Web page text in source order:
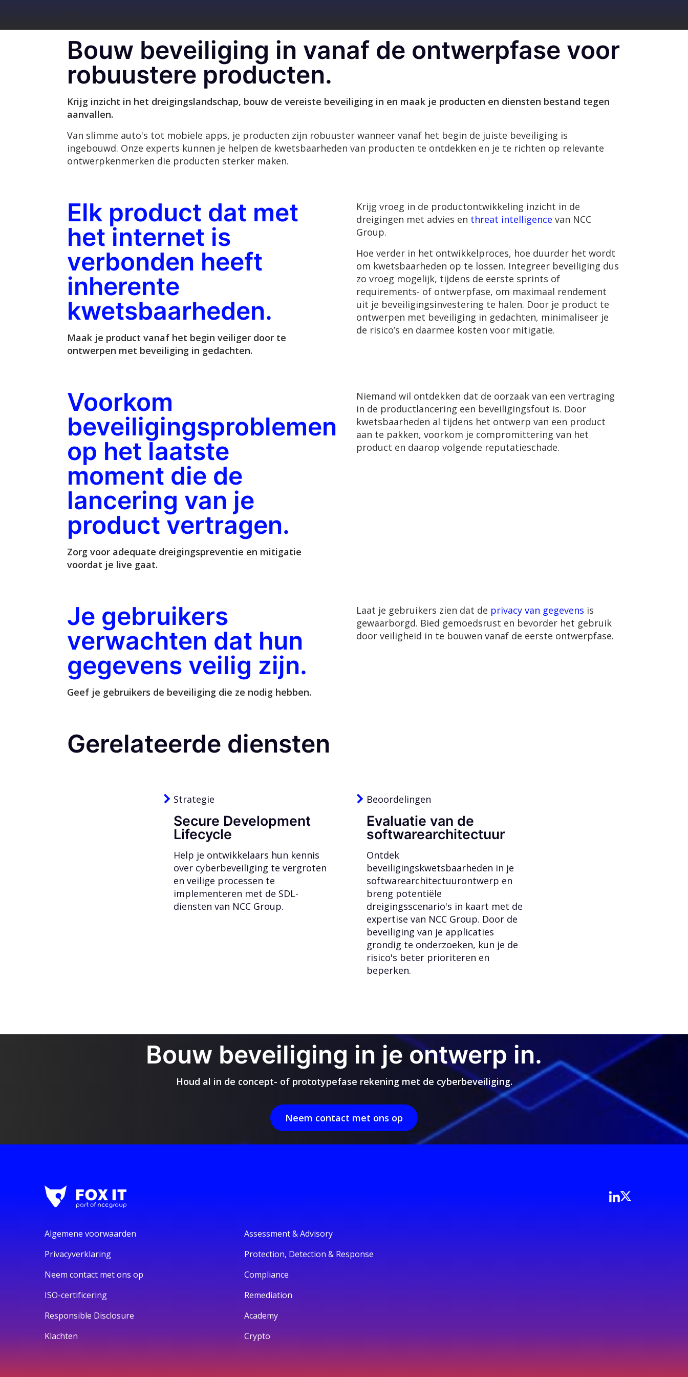
Bouw beveiliging in vanaf de ontwerpfase voor
robuustere producten.
Krijg inzicht in het dreigingslandschap, bouw de vereiste beveiliging in en maak je producten en diensten bestand tegen
aanvallen.
Van slimme auto's tot mobiele apps, je producten zijn robuuster wanneer vanaf het begin de juiste beveiliging is
ingebouwd. Onze experts kunnen je helpen de kwetsbaarheden van producten te ontdekken en je te richten op relevante
ontwerpkenmerken die producten sterker maken.
Elk product dat met
het internet is
verbonden heeft
inherente
kwetsbaarheden.
Maak je product vanaf het begin veiliger door te
ontwerpen met beveiliging in gedachten.
Krijg vroeg in de productontwikkeling inzicht in de
dreigingen met advies en threat intelligence van NCC
Group.
Hoe verder in het ontwikkelproces, hoe duurder het wordt
om kwetsbaarheden op te lossen. Integreer beveiliging dus
zo vroeg mogelijk, tijdens de eerste sprints of
requirements- of ontwerpfase, om maximaal rendement
uit je beveiligingsinvestering te halen. Door je product te
ontwerpen met beveiliging in gedachten, minimaliseer je
de risico’s en daarmee kosten voor mitigatie.
Voorkom
beveiligingsproblemen
op het laatste
moment die de
lancering van je
product vertragen.
Zorg voor adequate dreigingspreventie en mitigatie
voordat je live gaat.
Niemand wil ontdekken dat de oorzaak van een vertraging
in de productlancering een beveiligingsfout is. Door
kwetsbaarheden al tijdens het ontwerp van een product
aan te pakken, voorkom je compromittering van het
product en daarop volgende reputatieschade.
Je gebruikers
verwachten dat hun
gegevens veilig zijn.
Geef je gebruikers de beveiliging die ze nodig hebben.
Laat je gebruikers zien dat de privacy van gegevens is
gewaarborgd. Bied gemoedsrust en bevorder het gebruik
door veiligheid in te bouwen vanaf de eerste ontwerpfase.
Gerelateerde diensten
Strategie
Secure Development
Lifecycle
Help je ontwikkelaars hun kennis
over cyberbeveiliging te vergroten
en veilige processen te
implementeren met de SDL-
diensten van NCC Group.
Beoordelingen
Evaluatie van de
softwarearchitectuur
Ontdek
beveiligingskwetsbaarheden in je
softwarearchitectuurontwerp en
breng potentiële
dreigingsscenario's in kaart met de
expertise van NCC Group. Door de
beveiliging van je applicaties
grondig te onderzoeken, kun je de
risico's beter prioriteren en
beperken.
Bouw beveiliging in je ontwerp in.
Houd al in de concept- of prototypefase rekening met de cyberbeveiliging.
Neem contact met ons op
Algemene voorwaarden
Privacyverklaring
Neem contact met ons op
ISO-certificering
Responsible Disclosure
Klachten
Assessment & Advisory
Protection, Detection & Response
Compliance
Remediation
Academy
Crypto